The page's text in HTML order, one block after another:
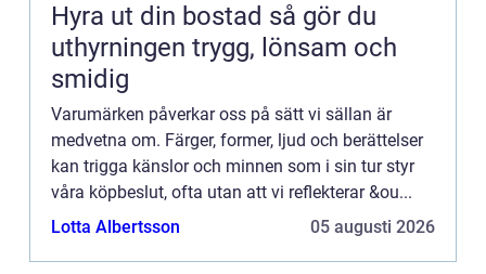
Hyra ut din bostad så gör du
uthyrningen trygg, lönsam och
smidig
Varumärken påverkar oss på sätt vi sällan är
medvetna om. Färger, former, ljud och berättelser
kan trigga känslor och minnen som i sin tur styr
våra köpbeslut, ofta utan att vi reflekterar &ou...
Lotta Albertsson
05 augusti 2026